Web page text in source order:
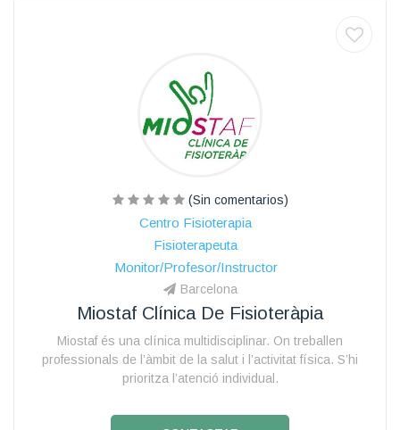
(Sin comentarios)
Centro Fisioterapia
Fisioterapeuta
Monitor/Profesor/Instructor
Barcelona
Miostaf Clínica De Fisioteràpia
Miostaf és una clínica multidisciplinar. On treballen
professionals de l’àmbit de la salut i l’activitat física. S’hi
prioritza l’atenció individual.